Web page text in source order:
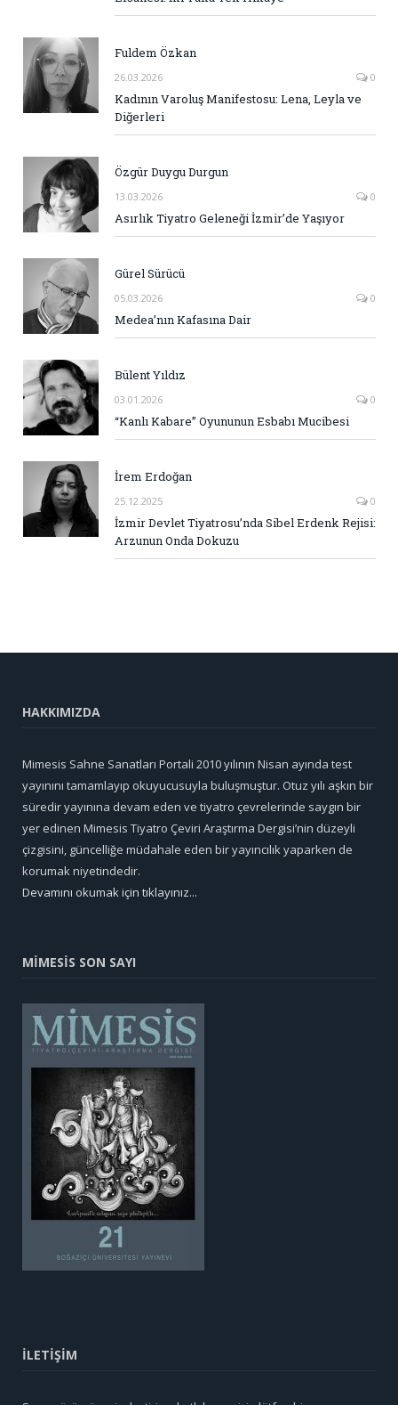
Fuldem Özkan
26.03.2026 0
Kadının Varoluş Manifestosu: Lena, Leyla ve
Diğerleri
Özgür Duygu Durgun
13.03.2026 0
Asırlık Tiyatro Geleneği İzmir’de Yaşıyor
Gürel Sürücü
05.03.2026 0
Medea’nın Kafasına Dair
Bülent Yıldız
03.01.2026 0
“Kanlı Kabare” Oyununun Esbabı Mucibesi
İrem Erdoğan
25.12.2025 0
İzmir Devlet Tiyatrosu’nda Sibel Erdenk Rejisi:
Arzunun Onda Dokuzu
HAKKIMIZDA
Mimesis Sahne Sanatları Portali 2010 yılının Nisan ayında test
yayınını tamamlayıp okuyucusuyla buluşmuştur. Otuz yılı aşkın bir
süredir yayınına devam eden ve tiyatro çevrelerinde saygın bir
yer edinen Mimesis Tiyatro Çeviri Araştırma Dergisi’nin düzeyli
çizgisini, güncelliğe müdahale eden bir yayıncılık yaparken de
korumak niyetindedir.
Devamını okumak için tıklayınız...
MİMESİS SON SAYI
İLETİŞİM